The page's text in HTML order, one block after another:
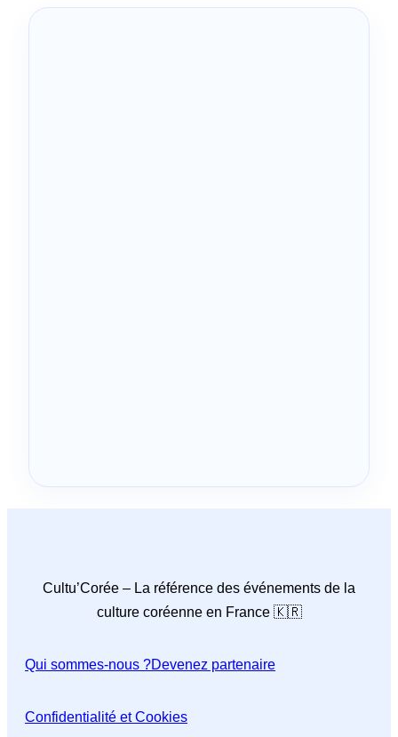
Cultu’Corée – La référence des événements de la
culture coréenne en France 🇰🇷
Qui sommes-nous ?Devenez partenaire
Confidentialité et Cookies